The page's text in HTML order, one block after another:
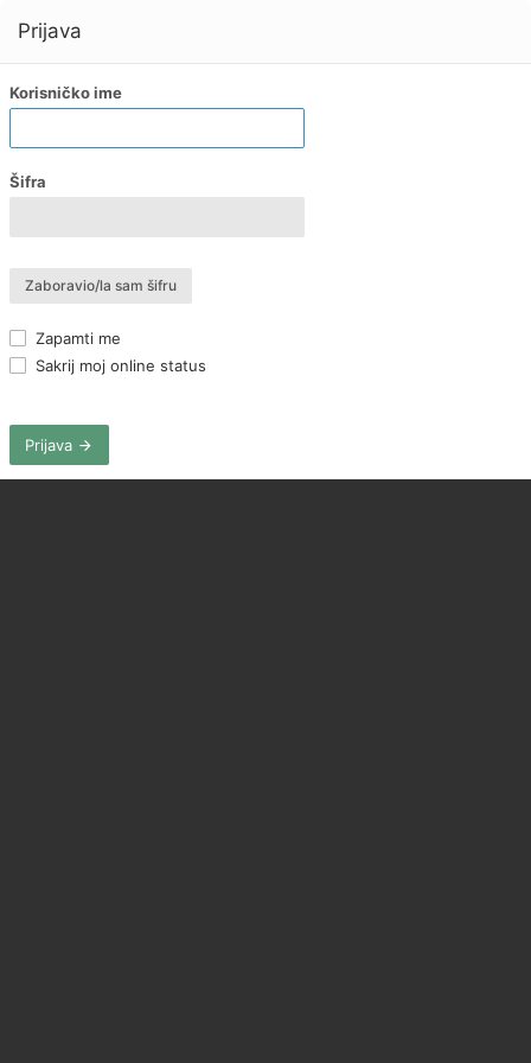
Prijava
Korisničko ime
Šifra
Zaboravio/la sam šifru
Zapamti me
Sakrij moj online status
Prijava